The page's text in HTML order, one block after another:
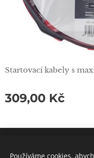
Startovací kabely s
309,00 Kč
Zbraslavská 12/
Používáme cookies,